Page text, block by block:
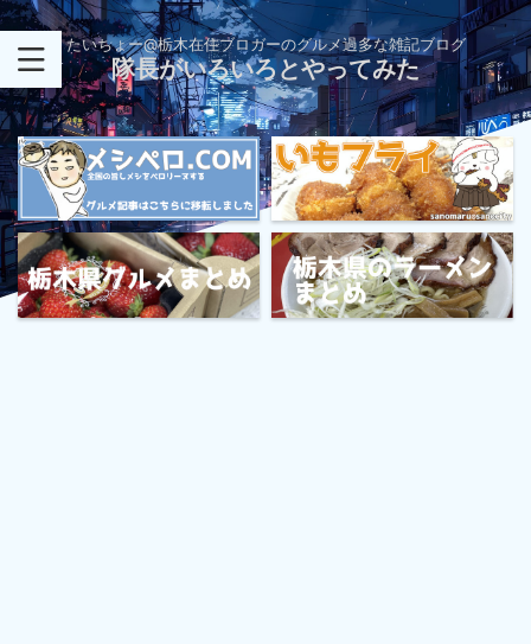
たいちょー@栃木在住ブロガーのグルメ過多な雑記ブログ
隊長がいろいろとやってみた